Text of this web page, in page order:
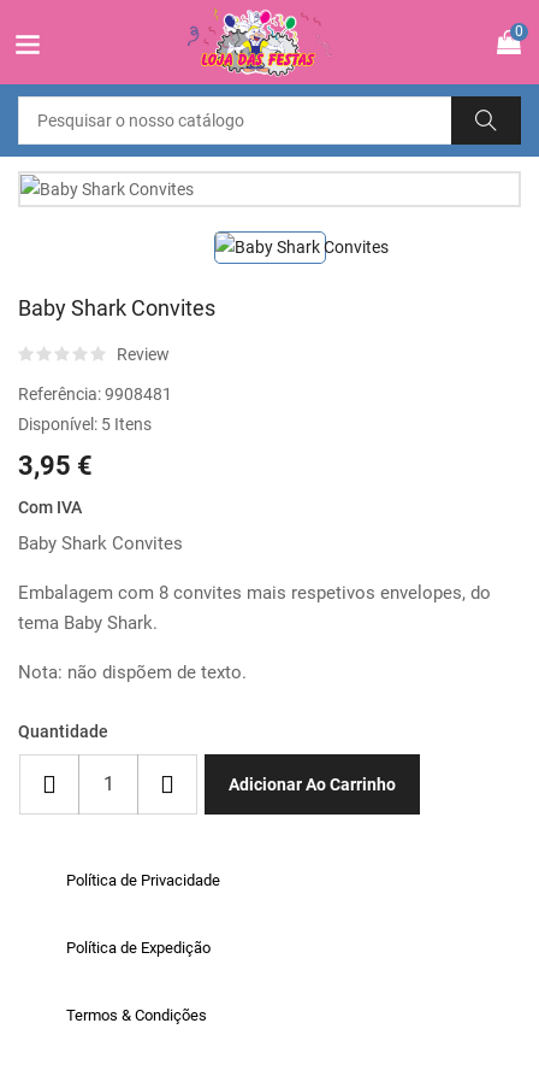
0
Baby Shark Convites
Review
Referência:9908481
Disponível: 5 Itens
3,95 €
Com IVA
Baby Shark Convites
Embalagem com 8 convites mais respetivos envelopes, do
tema Baby Shark.
Nota: não dispõem de texto.
Quantidade
Adicionar Ao Carrinho
Política de Privacidade
Política de Expedição
Termos & Condições